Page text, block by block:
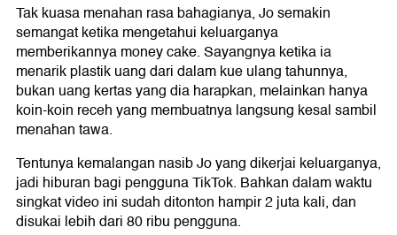
Tak kuasa menahan rasa bahagianya, Jo semakin
semangat ketika mengetahui keluarganya
memberikannya money cake. Sayangnya ketika ia
menarik plastik uang dari dalam kue ulang tahunnya,
bukan uang kertas yang dia harapkan, melainkan hanya
koin-koin receh yang membuatnya langsung kesal sambil
menahan tawa.
Tentunya kemalangan nasib Jo yang dikerjai keluarganya,
jadi hiburan bagi pengguna TikTok. Bahkan dalam waktu
singkat video ini sudah ditonton hampir 2 juta kali, dan
disukai lebih dari 80 ribu pengguna.